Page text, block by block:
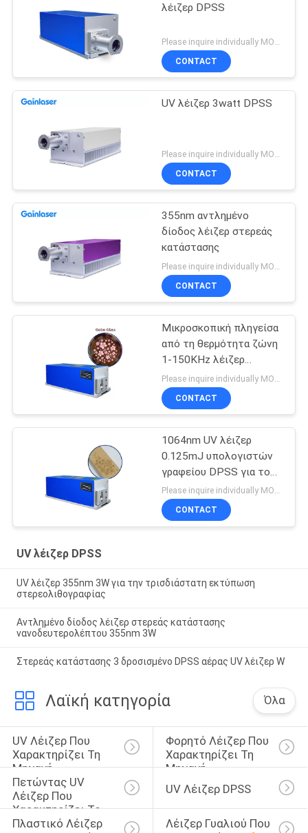
λέιζερ DPSS
Please inquire individually MOQ:1
CONTACT
UV λέιζερ 3watt DPSS
Please inquire individually MOQ:1
CONTACT
355nm αντλημένο
δίοδος λέιζερ στερεάς
κατάστασης
CONTACT
Μικροσκοπική πληγείσα
από τη θερμότητα ζώνη
1-150KHz λέιζερ
σημείων 3W DPSS UV
CONTACT
1064nm UV λέιζερ
0.125mJ υπολογιστών
γραφείου DPSS για το
περίπτερο
Please inquire individually MOQ:1
CONTACT
UV λέιζερ DPSS
UV λέιζερ 355nm 3W για την τρισδιάστατη εκτύπωση
στερεολιθογραφίας
Αντλημένο δίοδος λέιζερ στερεάς κατάστασης
νανοδευτερολέπτου 355nm 3W
Στερεάς κατάστασης 3 δροσισμένο DPSS αέρας UV λέιζερ W
Λαϊκή κατηγορία Όλα
UV Λέιζερ Που
Χαρακτηρίζει Τη
Μηχανή
Φορητό Λέιζερ Που
Χαρακτηρίζει Τη
Μηχανή
Πετώντας UV
Λέιζερ Που
Χαρακτηρίζει Το
Σύστημα
UV Λέιζερ DPSS
Πλαστικό Λέιζερ
Λέιζερ Γυαλιού Που